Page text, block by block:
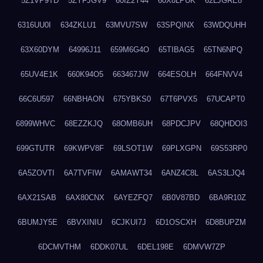
6316UU0I 634ZKLU1 63MVU7SW 63SPQINX 63WDQUHH
63X60DYM 64996J11 659M6G4O 65TIBAG5 65TN6NPQ
65UV4E1K 660K94O5 663467JW 664ESOLH 664FNVV4
66C6U597 66NBHAON 675YBKS0 67T6PVX5 67UCAPT0
6899WHVC 68EZZKJQ 68OMB6UH 68PDCJPV 68QHDOI3
699GTUTR 69KWPV8F 69LSOT1W 69PLXGPN 69S53RP0
6A5ZOVTI 6A7TVFIW 6AMAWT34 6ANZ4C8L 6AS3LJQ4
6AX21SAB 6AX80CNX 6AYEZFQ7 6B0V87BD 6BA9R10Z
6BUMJY5E 6BVXINIU 6CJKUI7J 6D1OSCXH 6D8BUPZM
6DCMVTHM 6DDK07UL 6DEL198E 6DMVW7ZP